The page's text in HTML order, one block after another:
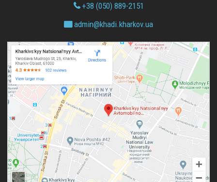
+38 (050) 889-2151
admin@khadi.kharkov.ua